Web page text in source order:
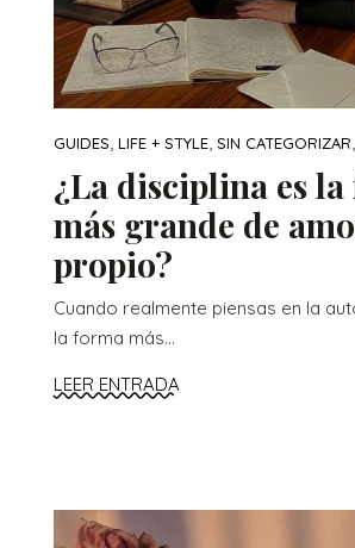
GUIDES, LIFE + STYLE, SIN CATEGORIZAR,
¿La disciplina es
más grande de
propio?
Cuando realmente piensas en la
la forma más...
LEER ENTRADA